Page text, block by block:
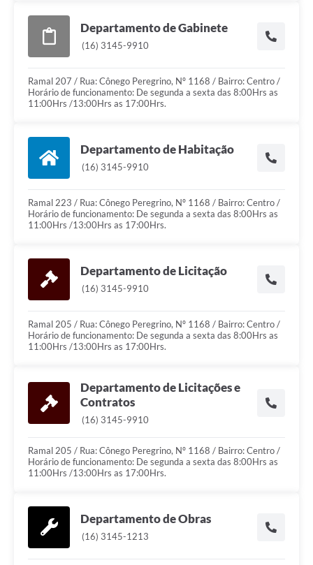
Departamento de Gabinete
(16) 3145-9910
Ramal 207 / Rua: Cônego Peregrino, Nº 1168 / Bairro: Centro /
Horário de funcionamento: De segunda a sexta das 8:00Hrs as
11:00Hrs /13:00Hrs as 17:00Hrs.
Departamento de Habitação
(16) 3145-9910
Ramal 223 / Rua: Cônego Peregrino, Nº 1168 / Bairro: Centro /
Horário de funcionamento: De segunda a sexta das 8:00Hrs as
11:00Hrs /13:00Hrs as 17:00Hrs.
Departamento de Licitação
(16) 3145-9910
Ramal 205 / Rua: Cônego Peregrino, Nº 1168 / Bairro: Centro /
Horário de funcionamento: De segunda a sexta das 8:00Hrs as
11:00Hrs /13:00Hrs as 17:00Hrs.
Departamento de Licitações e
Contratos
(16) 3145-9910
Ramal 205 / Rua: Cônego Peregrino, Nº 1168 / Bairro: Centro /
Horário de funcionamento: De segunda a sexta das 8:00Hrs as
11:00Hrs /13:00Hrs as 17:00Hrs.
Departamento de Obras
(16) 3145-1213